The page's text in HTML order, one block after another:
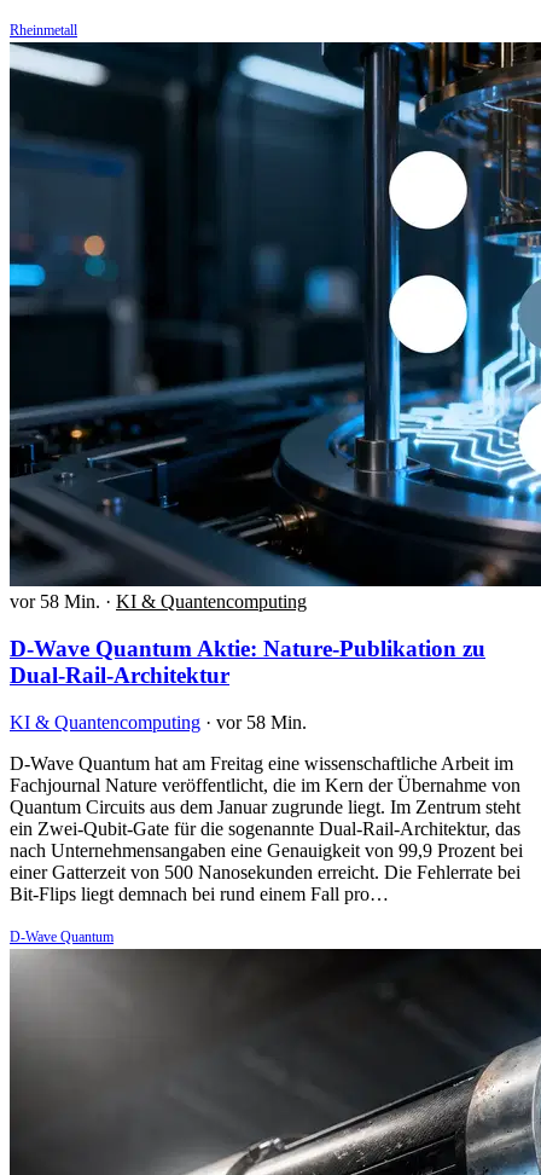
Rheinmetall
vor 58 Min. · KI & Quantencomputing
D-Wave Quantum Aktie: Nature-Publikation zu
Dual-Rail-Architektur
KI & Quantencomputing · vor 58 Min.
D-Wave Quantum hat am Freitag eine wissenschaftliche Arbeit im
Fachjournal Nature veröffentlicht, die im Kern der Übernahme von
Quantum Circuits aus dem Januar zugrunde liegt. Im Zentrum steht
ein Zwei-Qubit-Gate für die sogenannte Dual-Rail-Architektur, das
nach Unternehmensangaben eine Genauigkeit von 99,9 Prozent bei
einer Gatterzeit von 500 Nanosekunden erreicht. Die Fehlerrate bei
Bit-Flips liegt demnach bei rund einem Fall pro…
D-Wave Quantum